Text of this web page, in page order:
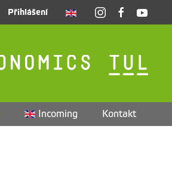
Přihlášení
Incoming Kontakt